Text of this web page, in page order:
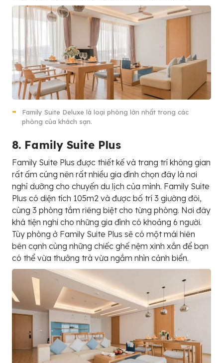
Family Suite Deluxe là loại phòng lớn nhất trong các
phòng của khách sạn.
8. Family Suite Plus
Family Suite Plus được thiết kế và trang trí không gian
rất ấm cúng nên rất nhiều gia đình chọn đây là nơi
nghỉ dưỡng cho chuyến du lịch của mình. Family Suite
Plus có diện tích 105m2 và được bố trí 3 giường đôi,
cùng 3 phòng tắm riêng biệt cho từng phòng. Nơi đây
khá tiện nghi cho những gia đình có khoảng 6 người.
Tùy phòng ở Family Suite Plus sẽ có một mái hiên
bên cạnh cùng những chiếc ghế nệm xinh xắn để bạn
có thể vừa thưởng trà vừa ngắm nhìn cảnh biển.